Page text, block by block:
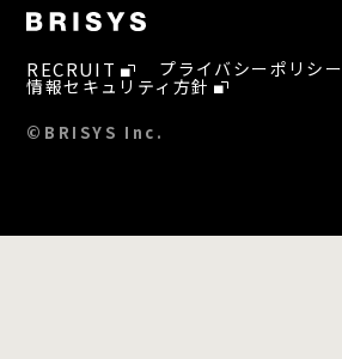
RECRUIT プライバシーポリシー
情報セキュリティ方針
©BRISYS Inc.